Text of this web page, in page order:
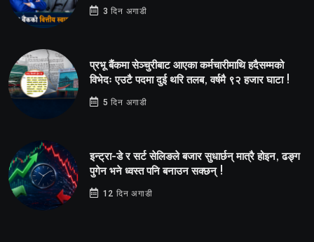
3 दिन अगाडी
प्रभू बैंकमा सेञ्चुरीबाट आएका कर्मचारीमाथि हदैसम्मको
विभेदः एउटै पदमा दुई थरि तलब, वर्षमै ९२ हजार घाटा !
5 दिन अगाडी
इन्ट्रा-डे र सर्ट सेलिङले बजार सुधार्छन् मात्रै होइन, ढङ्ग
पुगेन भने ध्वस्त पनि बनाउन सक्छन् !
12 दिन अगाडी